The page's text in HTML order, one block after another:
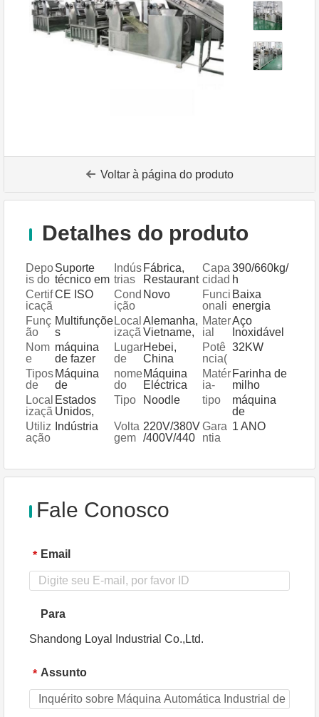
Voltar à página do produto
Detalhes do produto
Depo
is do
Servi
ço de
Gara
ntia
Suporte
técnico em
vídeo,
suporte
online,
peças
sobressale
ntes,
serviço de
manutençã
o e
reparação
no terreno
Indús
trias
aplic
áveis
Fábrica,
Restaurant
e, Lojas de
Alimentos
e Bebidas
Capa
cidad
e
390/660kg/
h
Certif
icaçã
o
CE ISO
Cond
ição
Novo
Funci
onali
dade
Baixa
energia
Alta
velocidade
Funç
ão
Multifunçõe
s
Local
izaçã
o do
Servi
ço
Local
Alemanha,
Vietname,
Filipinas,
Indonésia,
Índia,
Tailândia
Mater
ial
Aço
Inoxidável
Nom
e
máquina
de fazer
macarrão
Lugar
de
orige
m
Hebei,
China
Potê
ncia(
W)
32KW
Tipos
de
proce
ssam
ento
Máquina
de
Processam
ento de
Grãos
nome
do
produ
to
Máquina
Eléctrica
Industrial
de Baixo
Consumo
Matér
ia-
prima
Farinha de
milho
Local
izaçã
o do
Show
room
Estados
Unidos,
Alemanha,
Vietname,
Malásia
Tipo Noodle tipo
máquina
de
macarrão
Utiliz
ação
Indústria
Volta
gem
220V/380V
/400V/440
Gara
ntia
1 ANO
Fale Conosco
* Email
Para
Shandong Loyal Industrial Co.,Ltd.
* Assunto